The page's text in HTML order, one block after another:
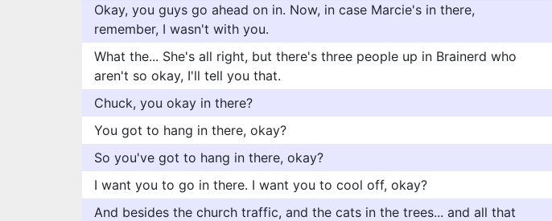
Okay, you guys go ahead on in. Now, in case Marcie's in there,
remember, I wasn't with you.
What the... She's all right, but there's three people up in Brainerd who
aren't so okay, I'll tell you that.
Chuck, you okay in there?
You got to hang in there, okay?
So you've got to hang in there, okay?
I want you to go in there. I want you to cool off, okay?
And besides the church traffic, and the cats in the trees... and all that